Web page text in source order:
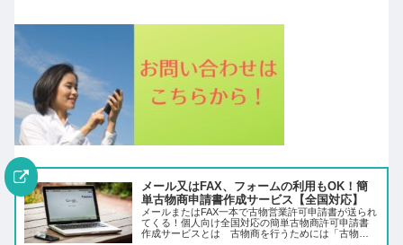
メール又はFAX、フォームの利用もOK！簡
単古物商申請書作成サービス【全国対応】
メールまたはFAX一本で古物営業許可申請書が送られ
てくる！個人向け全国対応の簡単古物商許可申請書
作成サービスとは 古物商を行うためには「古物営